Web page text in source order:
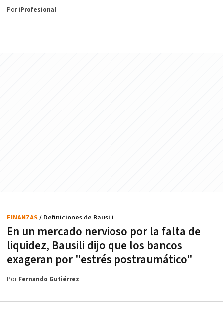
PoriProfesional
En un mercado nervioso por la falta de
liquidez, Bausili dijo que los bancos
exageran por "estrés postraumático"
FINANZAS / Definiciones de Bausili
PorFernando Gutiérrez